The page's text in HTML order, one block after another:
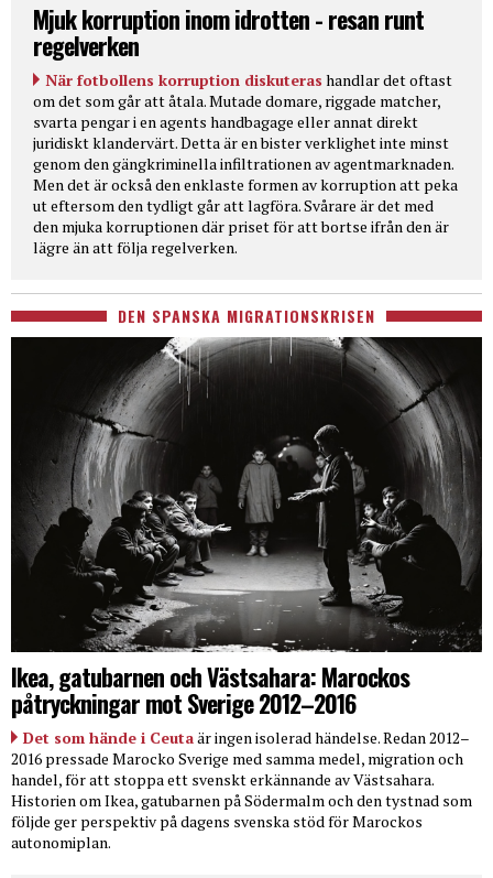
Mjuk korruption inom idrotten - resan runt
regelverken
När fotbollens korruption diskuteras handlar det oftast
om det som går att åtala. Mutade domare, riggade matcher,
svarta pengar i en agents handbagage eller annat direkt
juridiskt klandervärt. Detta är en bister verklighet inte minst
genom den gängkriminella infiltrationen av agentmarknaden.
Men det är också den enklaste formen av korruption att peka
ut eftersom den tydligt går att lagföra. Svårare är det med
den mjuka korruptionen där priset för att bortse ifrån den är
lägre än att följa regelverken.
DEN SPANSKA MIGRATIONSKRISEN
Ikea, gatubarnen och Västsahara: Marockos
påtryckningar mot Sverige 2012–2016
Det som hände i Ceutaär ingen isolerad händelse. Redan 2012–
2016 pressade Marocko Sverige med samma medel, migration och
handel, för att stoppa ett svenskt erkännande av Västsahara.
Historien om Ikea, gatubarnen på Södermalm och den tystnad som
följde ger perspektiv på dagens svenska stöd för Marockos
autonomiplan.